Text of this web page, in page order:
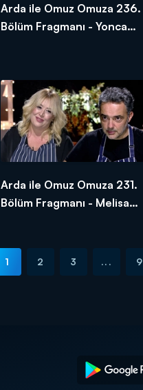
Arda ile Omuz Omuza 236.
Bölüm Fragmanı - Yonca
Arda ile Omuz Omuza 231.
Bölüm Fragmanı - Melisa
1 2 3 ... 9